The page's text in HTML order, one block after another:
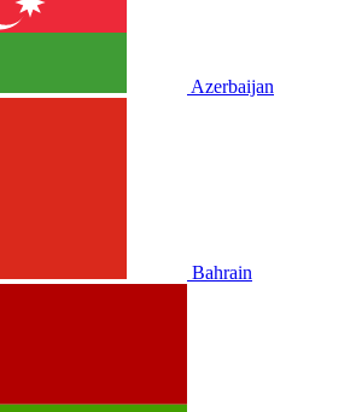
Azerbaijan
Bahrain